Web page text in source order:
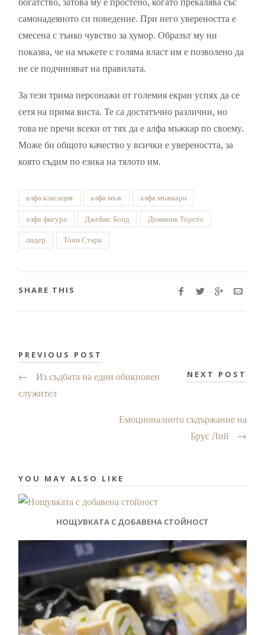
самонадеяното си поведение. При него увереността е
смесена с тънко чувство за хумор. Образът му ни
показва, че на мъжете с голяма власт им е позволено да
не се подчиняват на правилата.
За тези трима персонажи от големия екран успях да се
сетя на прима виста. Те са достатъчно различни, но
това не пречи всеки от тях да е алфа мъжкар по своему.
Може би общото качество у всички е увереността, за
която съдим по езика на тялото им.
алфа класация алфа мъж алфа мъжкари
алфа фигура Джеймс Бонд Доминик Торето
лидер Тони Старк
SHARE THIS
PREVIOUS POST
←
Из съдбата на един обикновен
служител
NEXT POST
Емоционалното съдържание на
Брус Лий
→
YOU MAY ALSO LIKE
НОЩУВКАТА С ДОБАВЕНА СТОЙНОСТ